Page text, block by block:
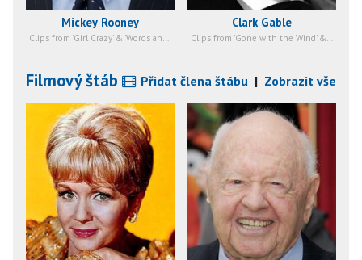
Mickey Rooney
Clips from 'Girl Crazy' & 'Words and Music' etc.
Clark Gable
Clips from 'Gone with the Wind' & 'Strange Cargo' etc.
Filmový štáb Přidat člena štábu | Zobrazit vše